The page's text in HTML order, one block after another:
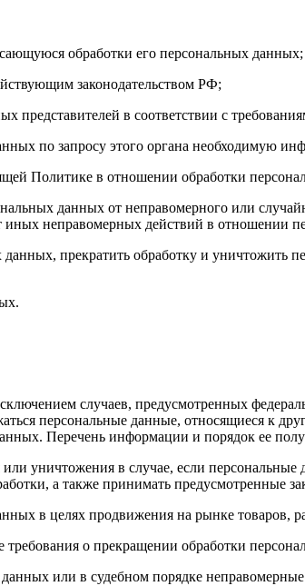
обработки его персональных данных;
законодательством РФ;
в соответствии с
по запросу этого органа необходимую
Политике в отношении обработки
данных от неправомерного или
иных неправомерных действий в отношении
прекратить обработку и уничтожить
случаев, предусмотренных
персональные данные, относящиеся к
Перечень информации и порядок ее
уничтожения в случае, если
а также принимать предусмотренные
в целях продвижения на рынке товаров,
о прекращении обработки
или в судебном порядке неправомерные